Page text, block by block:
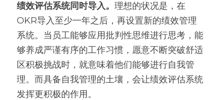
绩效评估系统同时导入。 理想的状况是，在
OKR导入至少一年之后，再设置新的绩效管理
系统。当员工能够应用批判性思维进行思考，能
够养成严谨有序的工作习惯，愿意不断突破舒适
区积极挑战时，就意味着他们能够进行自我管
理。而具备自我管理的土壤，会让绩效评估系统
发挥更积极的作用。